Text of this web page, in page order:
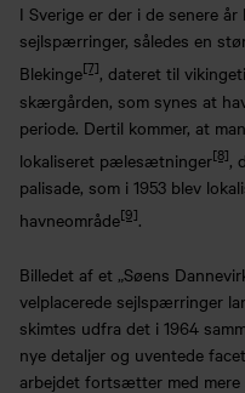
I Sverige er der i de senere
sejlspærringer, således en
Blekinge[7], dateret til
skærgården, som synes at
periode. Dertil kommer, at
lokaliseret pælesætninger[8],
palisade, som i 1953 blev
havneområde[9].
Billedet af et „Søens
velplacerede sejlspærringer
skimtes udfra det i 1964
nye detaljer og uventede
arbejdet fortsætter med mere